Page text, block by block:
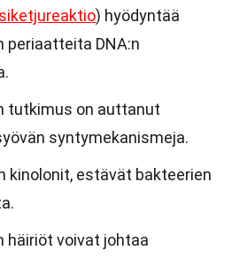
) hyödyntää
periaatteita DNA:n
tutkimus on auttanut
syntymekanismeja.
kinolonit, estävät bakteerien
häiriöt voivat johtaa